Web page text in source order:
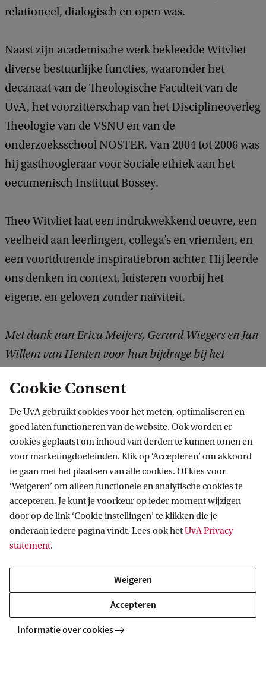
relationeel, dialogisch en open was.
Naast zijn academische werk bekleedde Witvliet
diverse bestuurlijke functies, waaronder het
decanaat van de Theologische Faculteit van de
UvA, het voorzitterschap van het Disciplineoverleg
Theologie van de VSNU en van de
onderzoeksschool NOSTER. Van 2004 tot 2006 was
hij gasthoogleraar voor Sociale ethiek aan het
oecumenisch Instituut Bossey.
Theo Witvliet laat een indrukwekkend oeuvre, een
veelheid aan leerlingen, collega’s en vrienden, en
een voortdurende inspiratiebron achter. Hij leerde
ons denken in context, luisteren voorbij het
eigene, en geloven zonder naïviteit.
Met dank aan Erica Meijers, Gerard Wiegers en Jan
Willem van Henten voor hun bijdrage bij het
Informatie voor
Bachelorstudiekiezers
Masterstudiekiezers
Journalisten
Schooldecanen en vakdocenten
Direct naar
Vacatures
Doneren
Contact
UvA op social media
Cookie Consent
De UvA gebruikt cookies voor het meten, optimaliseren en
goed laten functioneren van de website. Ook worden er
cookies geplaatst om inhoud van derden te kunnen tonen en
voor marketingdoeleinden. Klik op ‘Accepteren’ om akkoord
te gaan met het plaatsen van alle cookies. Of kies voor
‘Weigeren’ om alleen functionele en analytische cookies te
accepteren. Je kunt je voorkeur op ieder moment wijzigen
door op de link ‘Cookie instellingen’ te klikken die je
onderaan iedere pagina vindt. Lees ook hetUvA Privacy
statement.
Weigeren
Accepteren
Informatie over cookies